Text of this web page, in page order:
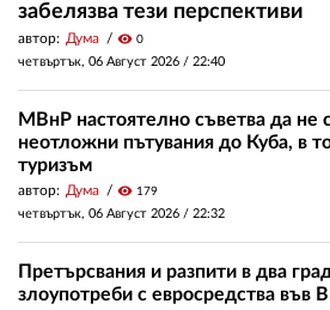
забелязва тези перспективи
автор: Дума visibility 0
четвъртък, 06 Август 2026 / 22:40
МВнР настоятелно съветва да не
неотложни пътувания до Куба, в
туризъм
автор: Дума visibility 179
четвъртък, 06 Август 2026 / 22:32
Претърсвания и разпити в два
злоупотреби с евросредства